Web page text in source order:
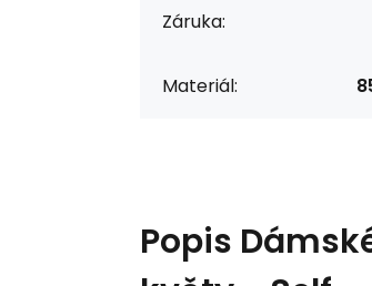
Záruka:
Materiál:
Popis